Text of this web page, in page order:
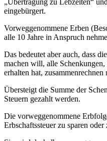
„Übertragung zu Lebzeiten“
eingebürgert.
Vorweggenommene Erben
alle 10 Jahre in Anspruch
Das bedeutet aber auch, dass
machen will, alle
erhalten hat, zusammenrechnen
Übersteigt die Summe der
Steuern gezahlt werden.
Die vorweggenommene
Erbschaftssteuer zu sparen oder